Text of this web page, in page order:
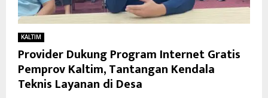
KALTIM
Provider Dukung Program Internet Gratis
Pemprov Kaltim, Tantangan Kendala
Teknis Layanan di Desa